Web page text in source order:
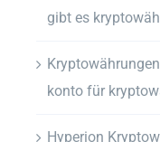
gibt es
konto für
Hyperion